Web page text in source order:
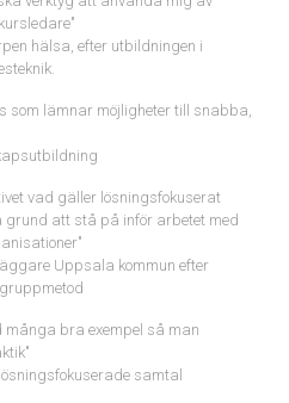
hälsa, efter utbildningen i
som lämnar möjligheter till snabba,
vad gäller lösningsfokuserat
grund att stå på inför arbetet med
Uppsala kommun efter
bra exempel så man
samtal